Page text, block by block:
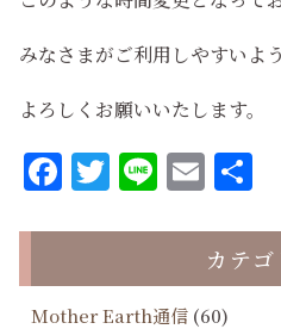
みなさまがご利用しやすいよ
よろしくお願いいたします。
Facebook
Twitter
Line
カテゴ
Mother Earth通信 (60)